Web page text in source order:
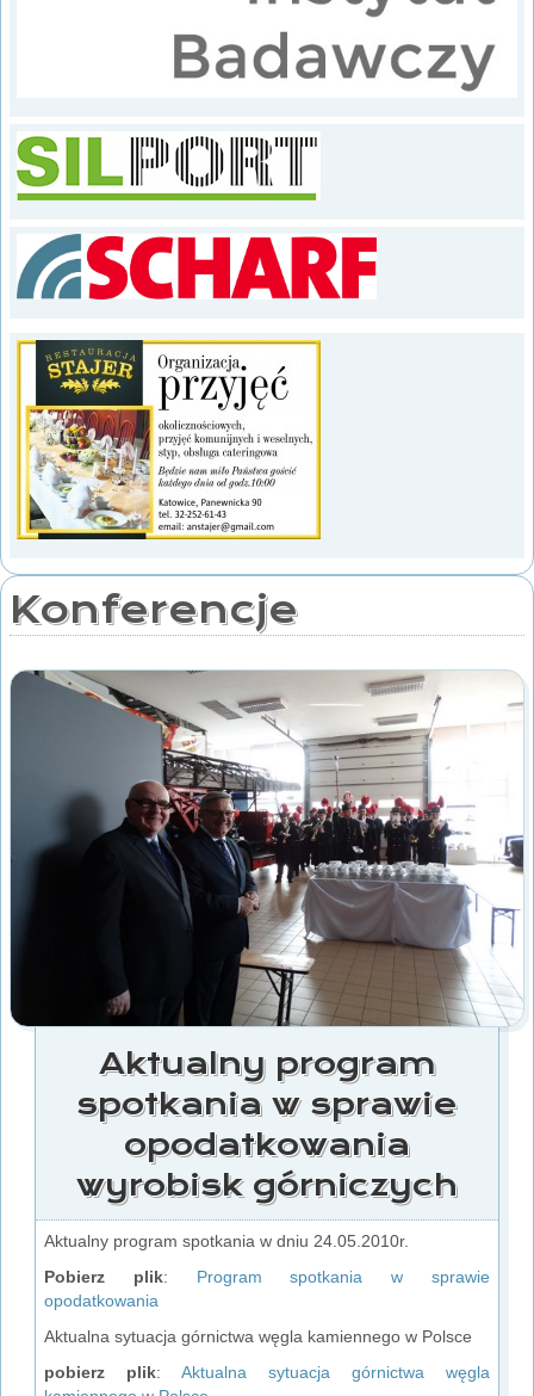
Konferencje
Aktualny program
spotkania w sprawie
opodatkowania
wyrobisk górniczych
Aktualny program spotkania w dniu 24.05.2010r.
Pobierz plik: Program spotkania w sprawie
opodatkowania
Aktualna sytuacja górnictwa węgla kamiennego w Polsce
pobierz plik: Aktualna sytuacja górnictwa węgla